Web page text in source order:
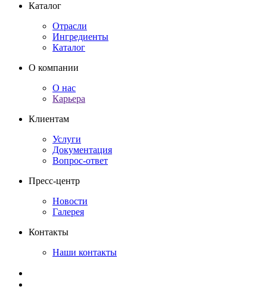
Каталог
Отрасли
Ингредиенты
Каталог
О компании
О нас
Карьера
Клиентам
Услуги
Документация
Вопрос-ответ
Пресс-центр
Новости
Галерея
Контакты
Наши контакты